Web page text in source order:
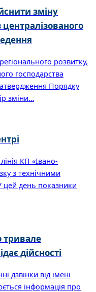
зміну
розвитку,
господарства
Порядку
зміни…
КП «Івано-
з технічними
день показники
тривале
дійсності
дзвінки від імені
інформація про